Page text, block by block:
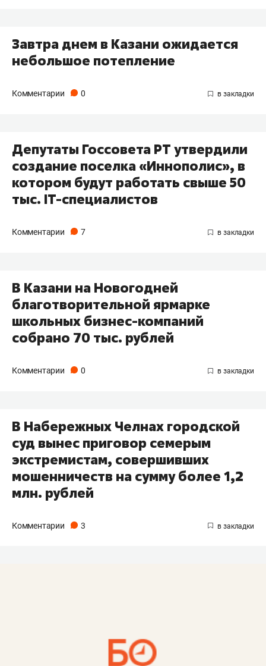
Завтра днем в Казани ожидается
небольшое потепление
Комментарии 0
Депутаты Госсовета РТ утвердили
создание поселка «Иннополис», в
котором будут работать свыше 50
тыс. IТ-специалистов
Комментарии 7
В Казани на Новогодней
благотворительной ярмарке
школьных бизнес-компаний
собрано 70 тыс. рублей
Комментарии 0
В Набережных Челнах городской
суд вынес приговор семерым
экстремистам, совершивших
мошенничеств на сумму более 1,2
млн. рублей
Комментарии 3